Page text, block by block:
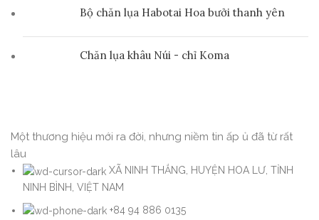
Bộ chăn lụa Habotai Hoa bưởi thanh yên
Chăn lụa khâu Núi - chỉ Koma
Một thương hiệu mới ra đời, nhưng niềm tin ấp ủ đã từ rất
lâu
XÃ NINH THẮNG, HUYỆN HOA LƯ, TỈNH
NINH BÌNH, VIỆT NAM
+84 94 886 0135